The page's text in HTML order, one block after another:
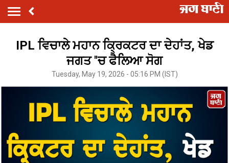
IPL ਵਿਚਾਲੇ ਮਹਾਨ ਕ੍ਰਿਕਟਰ ਦਾ ਦੇਹਾਂਤ, ਖੇਡ
ਜਗਤ ''ਚ ਫੈਲਿਆ ਸੋਗ
Tuesday, May 19, 2026 - 05:16 PM (IST)